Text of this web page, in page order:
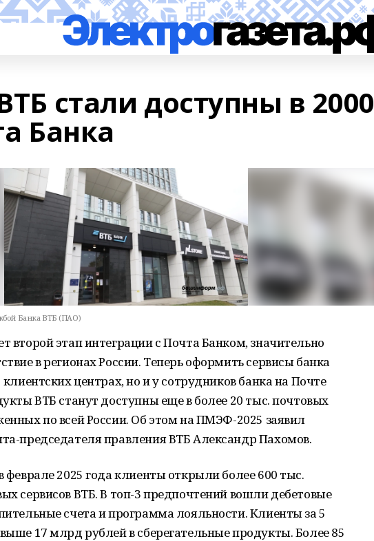
стали доступны в 2000
Банка
Банка ВТБ (ПАО)
второй этап интеграции с Почта Банком, значительно
в регионах России. Теперь оформить сервисы банка
центрах, но и у сотрудников банка на Почте
ВТБ станут доступны еще в более 20 тыс. почтовых
по всей России. Об этом на ПМЭФ-2025 заявил
председателя правления ВТБ Александр Пахомов.
феврале 2025 года клиенты открыли более 600 тыс.
сервисов ВТБ. В топ-3 предпочтений вошли дебетовые
счета и программа лояльности. Клиенты за 5
17 млрд рублей в сберегательные продукты. Более 85